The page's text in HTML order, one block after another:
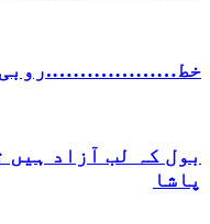
خط……………….روبی
بول کہ لب آزاد
پاشا